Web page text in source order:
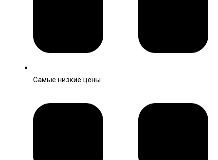
Самые низкие цены